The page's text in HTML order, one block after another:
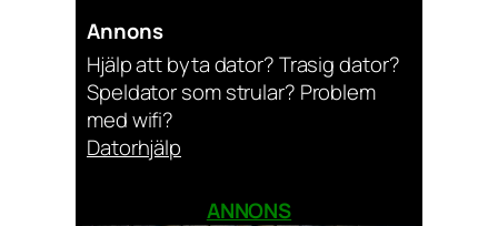
Annons
Hjälp att byta dator? Trasig dator?
Speldator som strular? Problem
med wifi?
Datorhjälp
ANNONS